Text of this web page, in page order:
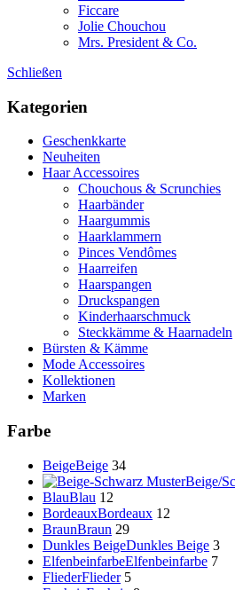
Ficcare
Jolie Chouchou
Mrs. President & Co.
Schließen
Kategorien
Geschenkkarte
Neuheiten
Haar Accessoires
Chouchous & Scrunchies
Haarbänder
Haargummis
Haarklammern
Pinces Vendômes
Haarreifen
Haarspangen
Druckspangen
Kinderhaarschmuck
Steckkämme & Haarnadeln
Bürsten & Kämme
Mode Accessoires
Kollektionen
Marken
Farbe
BeigeBeige 34
Beige/
BlauBlau 12
BordeauxBordeaux 12
BraunBraun 29
Dunkles BeigeDunkles Beige 3
ElfenbeinfarbeElfenbeinfarbe 7
FliederFlieder 5